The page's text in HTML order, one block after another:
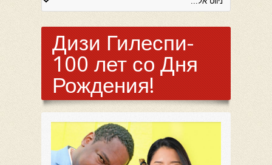
Дизи Гилеспи-
100 лет со Дня
Рождения!